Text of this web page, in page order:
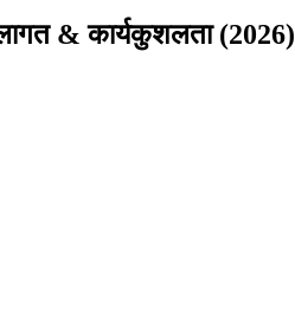
& कार्यकुशलता (2026)